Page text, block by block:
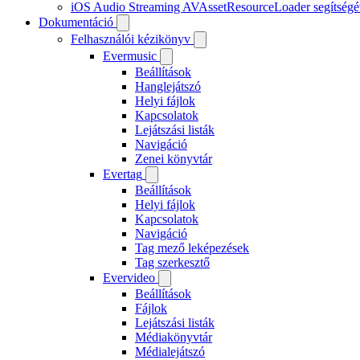
iOS Audio Streaming AVAssetResourceLoader
Dokumentáció
Felhasználói kézikönyv
Evermusic
Beállítások
Hanglejátszó
Helyi fájlok
Kapcsolatok
Lejátszási listák
Navigáció
Zenei könyvtár
Evertag
Beállítások
Helyi fájlok
Kapcsolatok
Navigáció
Tag mező leképezések
Tag szerkesztő
Evervideo
Beállítások
Fájlok
Lejátszási listák
Médiakönyvtár
Médialejátszó